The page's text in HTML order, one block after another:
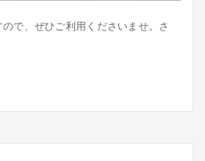
で、ぜひご利用くださいませ。さ